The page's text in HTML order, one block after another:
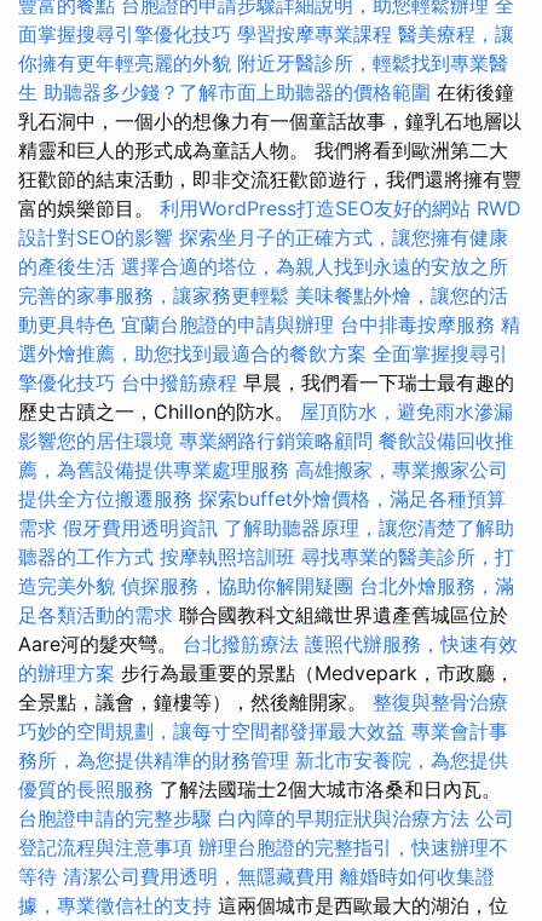
豐富的餐點 台胞證的申請步驟詳細說明，助您輕鬆辦理 全
面掌握搜尋引擎優化技巧 學習按摩專業課程 醫美療程，讓
你擁有更年輕亮麗的外貌 附近牙醫診所，輕鬆找到專業醫
生 助聽器多少錢？了解市面上助聽器的價格範圍 在術後鐘
乳石洞中，一個小的想像力有一個童話故事，鐘乳石地層以
精靈和巨人的形式成為童話人物。 我們將看到歐洲第二大
狂歡節的結束活動，即非交流狂歡節遊行，我們還將擁有豐
富的娛樂節目。 利用WordPress打造SEO友好的網站 RWD
設計對SEO的影響 探索坐月子的正確方式，讓您擁有健康
的產後生活 選擇合適的塔位，為親人找到永遠的安放之所
完善的家事服務，讓家務更輕鬆 美味餐點外燴，讓您的活
動更具特色 宜蘭台胞證的申請與辦理 台中排毒按摩服務 精
選外燴推薦，助您找到最適合的餐飲方案 全面掌握搜尋引
擎優化技巧 台中撥筋療程 早晨，我們看一下瑞士最有趣的
歷史古蹟之一，Chillon的防水。 屋頂防水，避免雨水滲漏
影響您的居住環境 專業網路行銷策略顧問 餐飲設備回收推
薦，為舊設備提供專業處理服務 高雄搬家，專業搬家公司
提供全方位搬遷服務 探索buffet外燴價格，滿足各種預算
需求 假牙費用透明資訊 了解助聽器原理，讓您清楚了解助
聽器的工作方式 按摩執照培訓班 尋找專業的醫美診所，打
造完美外貌 偵探服務，協助你解開疑團 台北外燴服務，滿
足各類活動的需求 聯合國教科文組織世界遺產舊城區位於
Aare河的髮夾彎。 台北撥筋療法 護照代辦服務，快速有效
的辦理方案 步行為最重要的景點（Medvepark，市政廳，
全景點，議會，鐘樓等），然後離開家。 整復與整骨治療
巧妙的空間規劃，讓每寸空間都發揮最大效益 專業會計事
務所，為您提供精準的財務管理 新北市安養院，為您提供
優質的長照服務 了解法國瑞士2個大城市洛桑和日內瓦。
台胞證申請的完整步驟 白內障的早期症狀與治療方法 公司
登記流程與注意事項 辦理台胞證的完整指引，快速辦理不
等待 清潔公司費用透明，無隱藏費用 離婚時如何收集證
據，專業徵信社的支持 這兩個城市是西歐最大的湖泊，位